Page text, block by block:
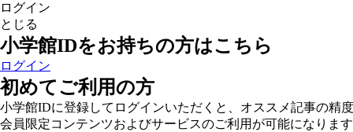
ログイン
とじる
小学館IDをお持ちの方はこちら
ログイン
初めてご利用の方
小学館IDに登録してログインいただくと、オススメ記事の精
会員限定コンテンツおよびサービスのご利用が可能になりま